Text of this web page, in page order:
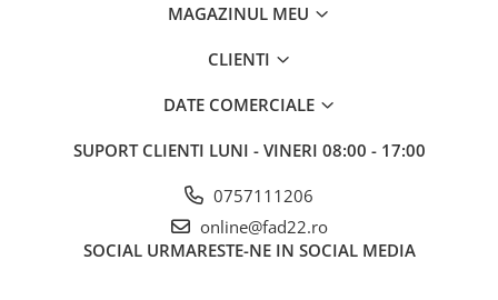
Curte si gradina
Stalpi gard
MAGAZINUL MEU
CLIENTI
DATE COMERCIALE
SUPORT CLIENTI LUNI - VINERI 08:00 - 17:00
0757111206
online@fad22.ro
SOCIAL URMARESTE-NE IN SOCIAL MEDIA